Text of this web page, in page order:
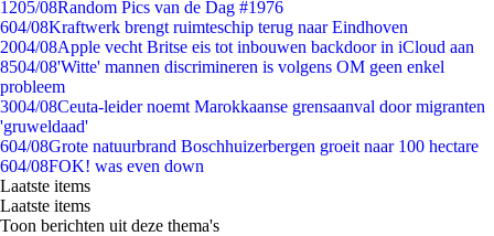
1205/08Random Pics van de Dag #1976
604/08Kraftwerk brengt ruimteschip terug naar Eindhoven
2004/08Apple vecht Britse eis tot inbouwen backdoor in iCloud aan
8504/08'Witte' mannen discrimineren is volgens OM geen enkel
probleem
3004/08Ceuta-leider noemt Marokkaanse grensaanval door migranten
'gruweldaad'
604/08Grote natuurbrand Boschhuizerbergen groeit naar 100 hectare
604/08FOK! was even down
Laatste items
Laatste items
Toon berichten uit deze thema's